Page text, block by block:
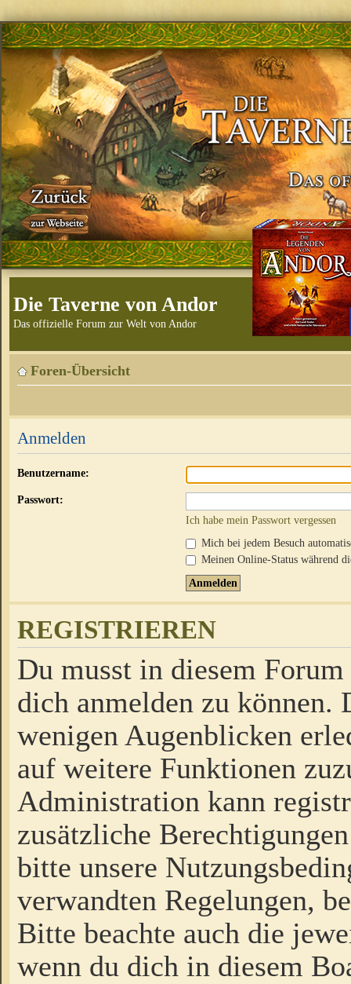
Die Taverne von Andor
Das offizielle Forum zur Welt von Andor
Foren-Übersicht
Anmelden
Benutzername:
Passwort:
Ich habe mein Passwort vergessen
Mich bei jedem Besuch
Meinen Online-Status während
REGISTRIEREN
Du musst in diesem
dich anmelden zu
wenigen Augenblicken
auf weitere Funktionen
Administration kann
zusätzliche
bitte unsere
verwandten Regelungen,
Bitte beachte auch die
wenn du dich in diesem